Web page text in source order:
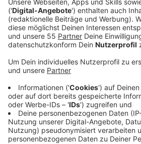
Probiert es einfach mal aus!
Anzeige
Wir benötigen
Zustimmung, um den
Video-Service zu
Wir verwenden einen
Drittanbieters, um